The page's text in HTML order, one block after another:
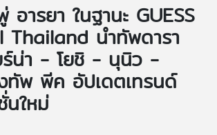
อารยา ในฐานะ GUESS
Thailand นำทัพดารา
ร์น่า - โยชิ - นุนิว -
ทัพ พีค อัปเดตเทรนด์
นใหม่